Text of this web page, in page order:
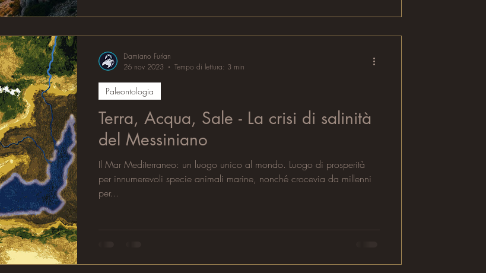
Terra, Acqua, Sale - La crisi di salinità
del Messiniano
Il Mar Mediterraneo: un luogo unico al mondo. Luogo di prosperità
per innumerevoli specie animali marine, nonché crocevia da millenni
per...
Paleontologia
Damiano Furlan
26 nov 2023
Tempo di lettura: 3 min